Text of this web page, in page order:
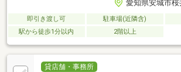
愛知県安城市桜
即引き渡し可 駐車場(近隣含)
駅から徒歩1分以内
2階以上
貸店舗・事務所